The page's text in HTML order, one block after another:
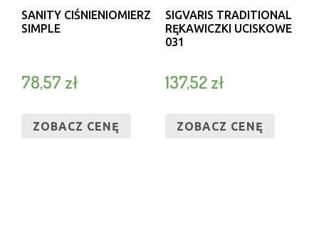
SANITY CIŚNIENIOMIERZ
SIMPLE
78,57 zł
ZOBACZ CENĘ
SIGVARIS TRADITIONAL
RĘKAWICZKI UCISKOWE
031
137,52zł
ZOBACZ CENĘ